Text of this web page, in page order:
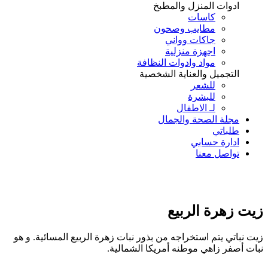
ادوات المنزل والمطبخ
كاسات
مطايب وصحون
جاكات وواني
اجهزة منزلية
مواد وادوات النظافة
التجميل والعناية الشخصية
للشعر
للبشرة
لـ الاطفال
مجلة الصحة والجمال
طلباتي
ادارة حسابي
تواصل معنا
زيت زهرة الربيع
زيت نباتي يتم استخراجه من بذور نبات زهرة الربيع المسائية. و هو
نبات أصفر زاهي موطنه أمريكا الشمالية.